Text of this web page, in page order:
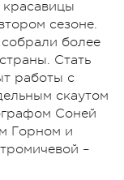
красавицы
сезоне.
более
Стать
работы с
скаутом
Соней
Горном и
–